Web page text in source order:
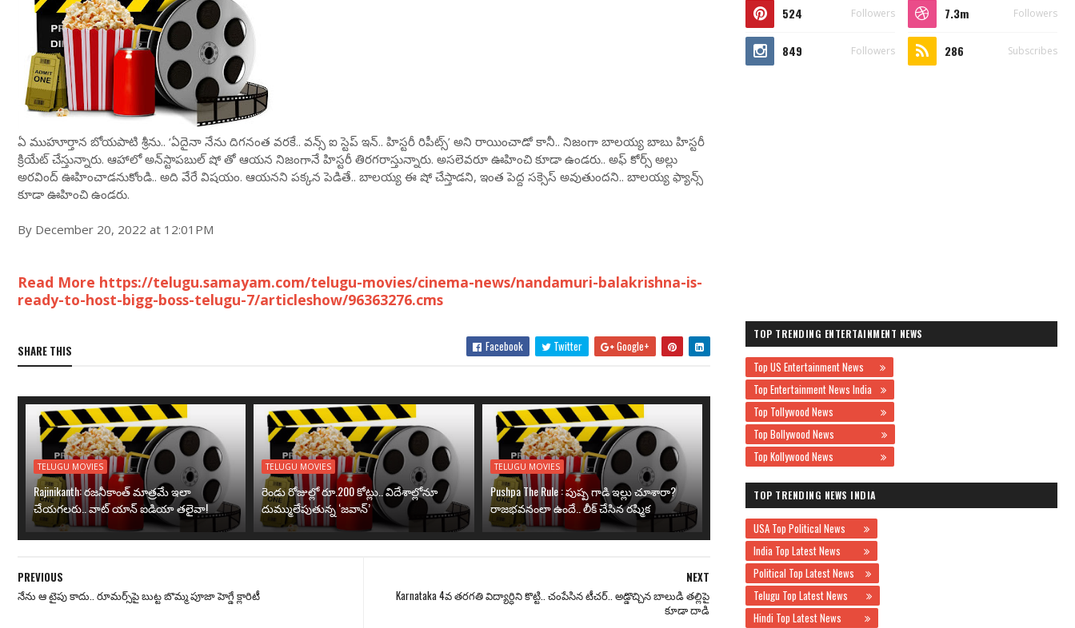
ఏ ముహూర్తాన బోయపాటి శ్రీను.. ‘ఏదైనా నేను దిగనంత వరకే.. వన్స్ ఐ స్టెప్ ఇన్.. హిస్టరీ రిపీట్స్’ అని రాయించాడో కానీ.. నిజంగా బాలయ్య బాబు హిస్టరీ
క్రియేట్ చేస్తున్నారు. ఆహాలో అన్‌స్టాపబుల్ షో ‌తో ఆయన నిజంగానే హిస్టరీ తిరగరాస్తున్నారు. అసలెవరూ ఊహించి కూడా ఉండరు.. అఫ్ కోర్స్ అల్లు
అరవింద్ ఊహించాడనుకోండి.. అది వేరే విషయం. ఆయనని పక్కన పెడితే.. బాలయ్య ఈ షో చేస్తాడని, ఇంత పెద్ద సక్సెస్ అవుతుందని.. బాలయ్య ఫ్యాన్స్
కూడా ఊహించి ఉండరు.
By December 20, 2022 at 12:01PM
Read More https://telugu.samayam.com/telugu-movies/cinema-news/nandamuri-balakrishna-is-
ready-to-host-bigg-boss-telugu-7/articleshow/96363276.cms
SHARE THIS Facebook Twitter Google+
TELUGU MOVIES
Rajinikanth: రజనీకాంత్ మాత్రమే ఇలా
చేయగలరు.. వాట్ యాన్ ఐడియా తలైవా!
TELUGU MOVIES
రెండు రోజుల్లో రూ.200 కోట్లు.. విదేశాల్లోనూ
దుమ్ములేపుతున్న ‘జవాన్’
TELUGU MOVIES
Pushpa The Rule : పుష్ప గాడి ఇల్లు చూశారా?
రాజభవనంలా ఉందే.. లీక్ చేసిన రష్మిక
NEXT
Karnataka 4వ తరగతి విద్యార్ధిని కొట్టి.. చంపేసిన టీచర్.. అడ్డొచ్చిన బాలుడి తల్లిపై
కూడా దాడి
PREVIOUS
నేను ఆ టైపు కాదు.. రూమర్స్‌పై బుట్ట బొమ్మ పూజా హెగ్డే క్లారిటీ
524 Followers 7.3m Followers
849 Followers 286 Subscribes
TOP TRENDING ENTERTAINMENT NEWS
Top US Entertainment News
Top Entertainment News India
Top Tollywood News
Top Bollywood News
Top Kollywood News
TOP TRENDING NEWS INDIA
USA Top Political News
India Top Latest News
Political Top Latest News
Telugu Top Latest News
Hindi Top Latest News